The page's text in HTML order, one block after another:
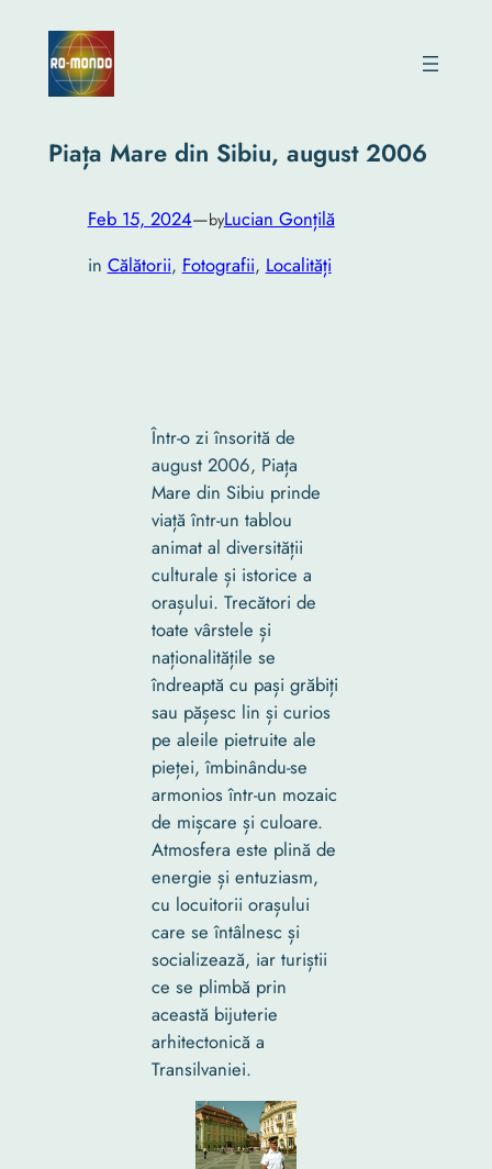
content
Piața Mare din Sibiu, august 2006
Feb 15, 2024—byLucian Gonțilă
in Călătorii, Fotografii, Localități
Într-o zi însorită de
august 2006, Piața
Mare din Sibiu prinde
viață într-un tablou
animat al diversității
culturale și istorice a
orașului. Trecători de
toate vârstele și
naționalitățile se
îndreaptă cu pași grăbiți
sau pășesc lin și curios
pe aleile pietruite ale
pieței, îmbinându-se
armonios într-un mozaic
de mișcare și culoare.
Atmosfera este plină de
energie și entuziasm,
cu locuitorii orașului
care se întâlnesc și
socializează, iar turiștii
ce se plimbă prin
această bijuterie
arhitectonică a
Transilvaniei.